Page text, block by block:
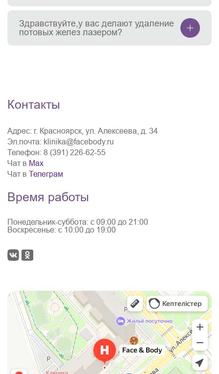
Здравствуйте,у вас делают удаление
потовых желез лазером?
Контакты
Адрес: г. Красноярск, ул. Алексеева, д. 34
Эл.почта: klinika@facebody.ru
Телефон: 8 (391) 226-62-55
Чат в Мах
Чат в Телеграм
Время работы
Понедельник-суббота: с 09:00 до 21:00
Воскресенье: с 10:00 до 19:00
Face & Body
Медцентр, клиника в Красноярске